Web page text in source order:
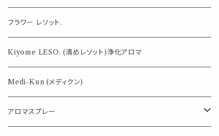
気になる虫対策に
薄荷の香りで体感温度-4℃ !? スースーシリーズ
パロサント
フラワー レソット.
Kiyome LESO. (清めレソット)浄化アロマ
Medi-Kun (メディクン)
アロマスプレー